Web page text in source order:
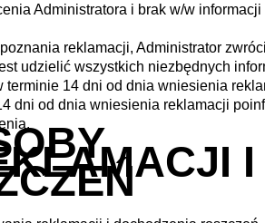
Administratora i brak w/w
reklamacji, Administrator
udzielić wszystkich niezbędnych
14 dni od dnia wniesienia
dni od dnia wniesienia reklamacji
I